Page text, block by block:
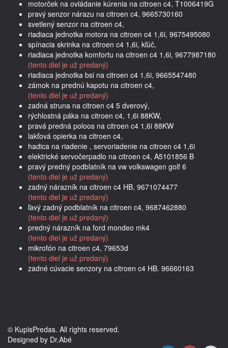
motorček na ovládanie kúrenia na citroen c4, T1006419G
pravý senzor nárazu na citroen c4, 9665730160
svetlený senzor na citroen c4,
riadiaca jednotka motora na citroen c4 1,6i, 9675495080
spínacia skrinka na citroen c4 1,6i, kľúč,
riadiaca jednotka komfortu na citroen c4 1,6i, 9677987180
(tento diel je už predaný)
riadiaca jednotka bsi na citroen c4 1,6i, 9665547480
zámok na prednú kapotu na citroen c4,
(tento diel je už predaný)
zadná struna na citroen c4 5 dverový,
rýchlostná páka na citroen c4, 1,6i 88KW,
pravá predná poloos na citroen c4 1,6i 88KW
lakťová opierka na citroen c4,
hadica na riadenie , servoriadenie na citroen c4 1,6i
elektrické servočerpadlo na citroen c4, A5101856 B
pravý predný podblatník na vw volkswagen golf 6
(tento diel je už predaný)
zadný nárazník na citroen c4 HB, 9671074477
(tento diel je už predaný)
ľavý zadný podblatník na citroen c4, 9687462880
(tento diel je už predaný)
predný nárazník na ford mondeo mk4
(tento diel je už predaný)
mikrofón na citroen c4, 79653d
(tento diel je už predaný)
zadné cúvacie senzory na citroen c4 HB. 96660163
© KupisPredas. All rights reserved.
Designed by Dr.Abé